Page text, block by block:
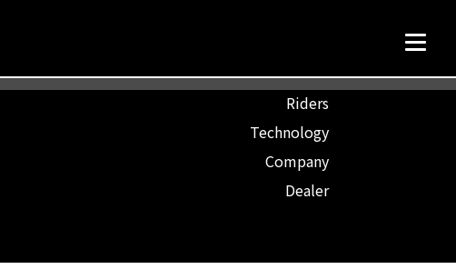
TOP
Riders
Technology
Company
Dealer